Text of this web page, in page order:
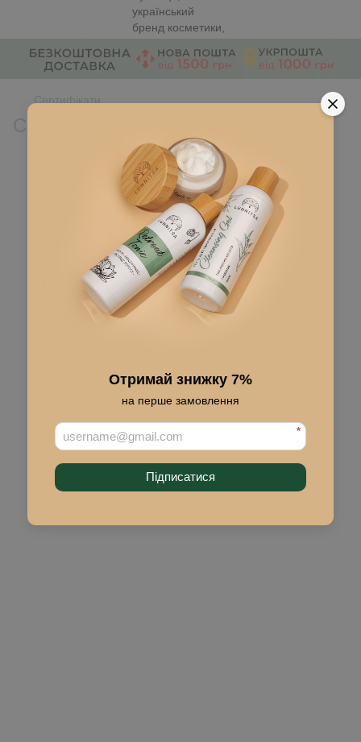
Отримай знижку 7%
на перше замовлення
*
Підписатися
Сертифікати